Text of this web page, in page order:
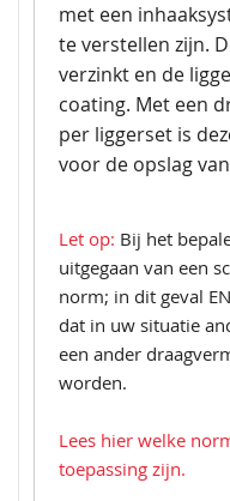
met een
te verstellen zijn.
verzinkt en de
coating. Met een
per liggerset is
voor de opslag
Let op: Bij het
uitgegaan van een
norm; in dit geval
dat in uw situatie
een ander
worden.
Lees hier welke
toepassing zijn.